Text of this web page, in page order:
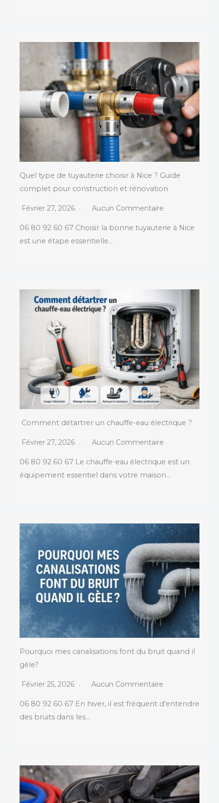
Quel type de tuyauterie choisir à Nice ? Guide
complet pour construction et rénovation
Février 27, 2026 Aucun Commentaire
06 80 92 60 67 Choisir la bonne tuyauterie à Nice
est une étape essentielle…
Comment détartrer un chauffe-eau électrique ?
Février 27, 2026 Aucun Commentaire
06 80 92 60 67 Le chauffe-eau électrique est un
équipement essentiel dans votre maison…
Pourquoi mes canalisations font du bruit quand il
gèle?
Février 25, 2026 Aucun Commentaire
06 80 92 60 67 En hiver, il est fréquent d’entendre
des bruits dans les…